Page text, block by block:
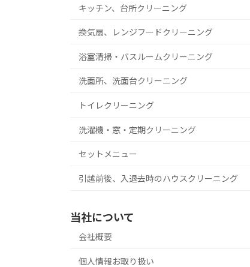
キッチン、台所クリーニング
換気扇、レンジフードクリーニング
浴室清掃・バスルームクリーニング
洗面所、洗面台クリーニング
トイレクリーニング
洗濯機・窓・定期クリーニング
セットメニュー
引越前後、入退去時のハウスクリーニング
当社について
会社概要
個人情報お取り扱い